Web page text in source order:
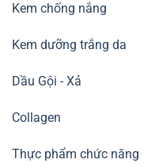
Kem chống nắng
Kem dưỡng trắng da
Dầu Gội - Xả
Collagen
Thực phẩm chức năng